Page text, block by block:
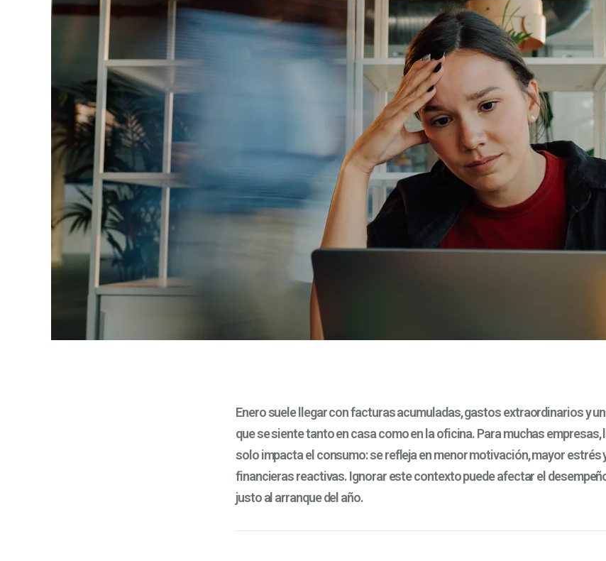
Enero suele llegar con facturas acumuladas, gastos extraordinarios y
que se siente tanto en casa como en la oficina. Para muchas empresas,
solo impacta el consumo: se refleja en menor motivación, mayor estrés
financieras reactivas. Ignorar este contexto puede afectar el
justo al arranque del año.